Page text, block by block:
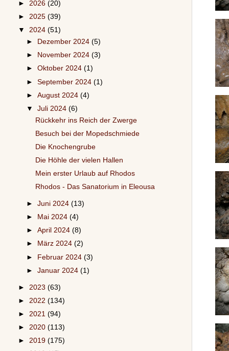
► 2026 (20)
► 2025 (39)
▼ 2024 (51)
►
Dezember 2024(5)
►
November 2024(3)
►Oktober 2024(1)
►September 2024(1)
►August 2024(4)
▼Juli 2024(6)
Rückkehr ins Reich der Zwerge
Besuch bei der Mopedschmiede
Die Knochengrube
Die Höhle der vielen Hallen
Mein erster Urlaub auf Rhodos
Rhodos - Das Sanatorium in Eleousa
►Juni 2024(13)
►
Mai 2024(4)
►April 2024(8)
►
März 2024(2)
► Februar 2024(3)
►Januar 2024(1)
► 2023 (63)
► 2022 (134)
► 2021 (94)
► 2020 (113)
► 2019 (175)